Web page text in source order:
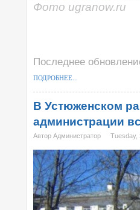
Фото ugranow.ru
Последнее
ПОДРОБНЕЕ...
В Устюженском
администрации
Автор Администратор Tuesday,